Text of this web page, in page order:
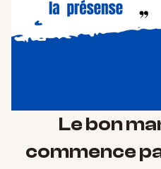
Le bon
commence